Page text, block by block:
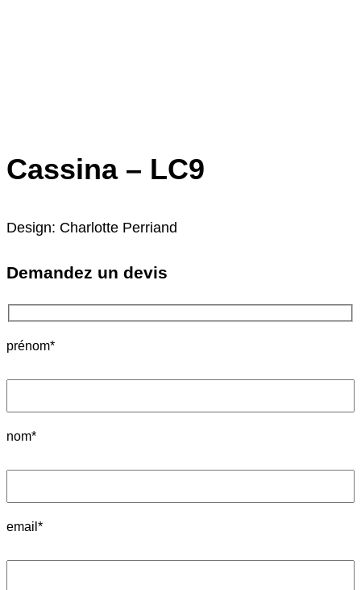
Cassina – LC9
Design: Charlotte Perriand
Demandez un devis
prénom*
nom*
email*